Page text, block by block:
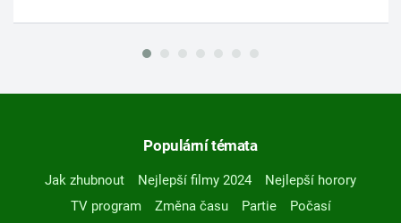
Populární témata
Jak zhubnout Nejlepší filmy 2024
Nejlepší horory
TV program
Změna času Partie
Počasí